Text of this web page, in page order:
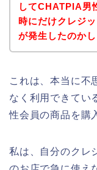
してCHATPIA男
時にだけクレジ
が発生したのかし
これは、本当に不
なく利用できてい
性会員の商品を購
私は、自分のクレ